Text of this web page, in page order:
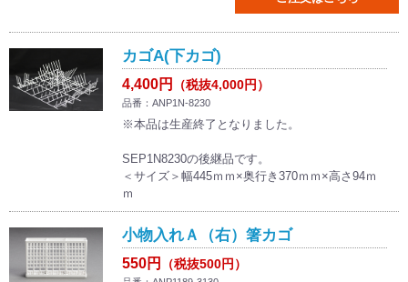
カゴA(下カゴ)
4,400円 （税抜4,000円）
品番：ANP1N-8230
※本品は生産終了となりました。
SEP1N8230の後継品です。
＜サイズ＞幅445ｍｍ×奥行き370ｍｍ×高さ94ｍ
ｍ
小物入れＡ（右）箸カゴ
550円 （税抜500円）